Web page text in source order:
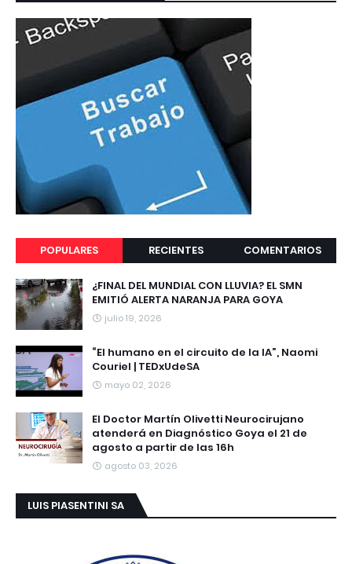
POPULARES RECIENTES COMENTARIOS
¿FINAL DEL MUNDIAL CON LLUVIA? EL SMN
EMITIÓ ALERTA NARANJA PARA GOYA
julio 19, 2026
“El humano en el circuito de la IA”, Naomi
Couriel | TEDxUdeSA
mayo 02, 2026
El Doctor Martín Olivetti Neurocirujano
atenderá en Diagnóstico Goya el 21 de
agosto a partir de las 16h
agosto 03, 2026
LUIS PIASENTINI SA